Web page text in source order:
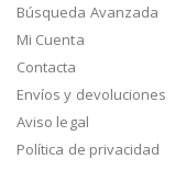
Búsqueda Avanzada
Mi Cuenta
Contacta
Envíos y devoluciones
Aviso legal
Política de privacidad